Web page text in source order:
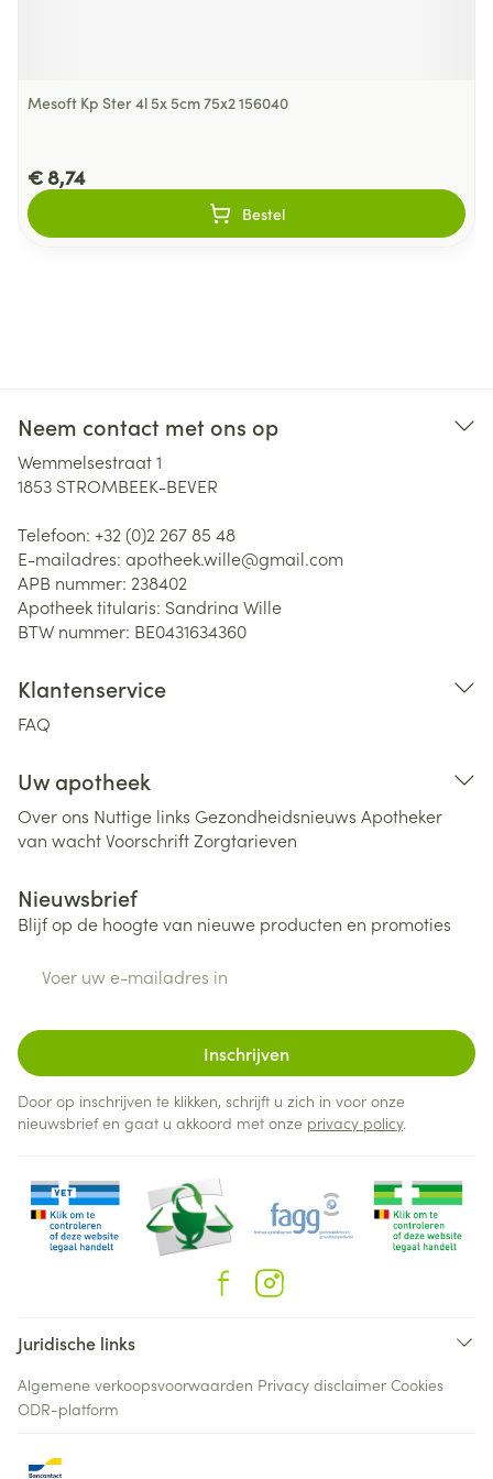
Mesoft Kp Ster 4l 5x 5cm 75x2 156040
€ 8,74
Bestel
Neem contact met ons op
Wemmelsestraat 1
1853 STROMBEEK-BEVER
Telefoon: +32 (0)2 267 85 48
E-mailadres: apotheek.wille@gmail.com
APB nummer: 238402
Apotheek titularis: Sandrina Wille
BTW nummer: BE0431634360
Klantenservice
FAQ
Uw apotheek
Over ons Nuttige links Gezondheidsnieuws Apotheker
van wachtVoorschriftZorgtarieven
Nieuwsbrief
Blijf op de hoogte van nieuwe producten en promoties
Inschrijven
Door op inschrijven te klikken, schrijft u zich in voor onze
nieuwsbrief en gaat u akkoord met onze privacy policy.
Juridische links
Algemene verkoopsvoorwaarden Privacy disclaimer Cookies
ODR-platform